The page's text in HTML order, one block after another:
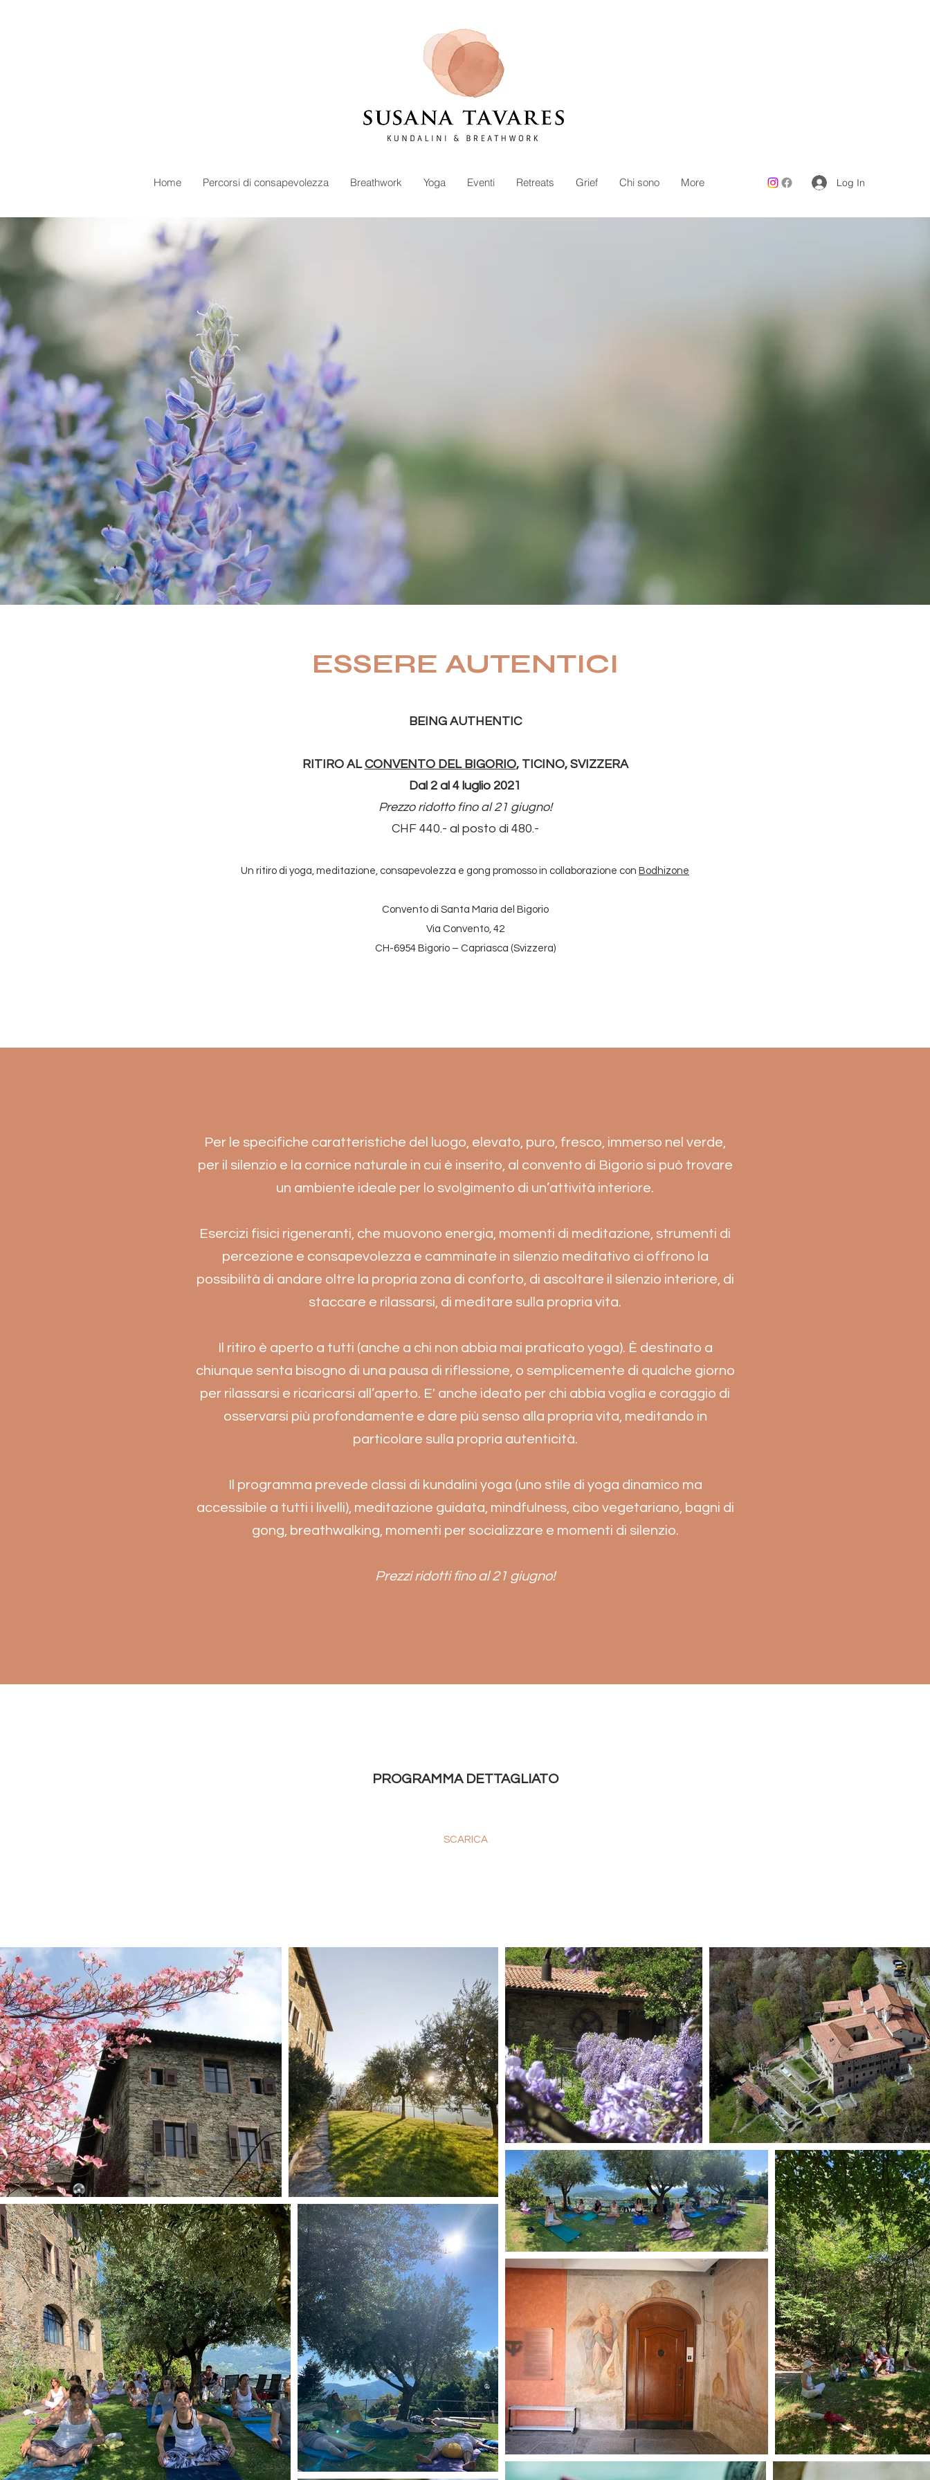
Home Percorsi di consapevolezza Breathwork Yoga Eventi Retreats Grief Chi sono More Log In
ESSERE AUTENTICI
BEING AUTHENTIC
RITIRO ALCONVENTO DEL BIGORIO, TICINO, SVIZZERA
Dal 2 al 4 luglio 2021
Prezzo ridotto fino al 21 giugno!
CHF 440.- al posto di 480.-
Un ritiro di yoga, meditazione, consapevolezza e gong promosso in collaborazione con Bodhizone
Convento di Santa Maria del Bigorio
Via Convento, 42
CH-6954 Bigorio – Capriasca (Svizzera)
Per le specifiche caratteristiche del luogo, elevato, puro, fresco, immerso nel verde,
per il silenzio e la cornice naturale in cui è inserito, al convento di Bigorio si può trovare
un ambiente ideale per lo svolgimento di un’attività interiore.
Esercizi fisici rigeneranti, che muovono energia, momenti di meditazione, strumenti di
percezione e consapevolezza e camminate in silenzio meditativo ci offrono la
possibilità di andare oltre la propria zona di conforto, di ascoltare il silenzio interiore, di
staccare e rilassarsi, di meditare sulla propria vita.
Il ritiro è aperto a tutti (anche a chi non abbia mai praticato yoga). È destinato a
chiunque senta bisogno di una pausa di riflessione, o semplicemente di qualche giorno
per rilassarsi e ricaricarsi all’aperto. E' anche ideato per chi abbia voglia e coraggio di
osservarsi più profondamente e dare più senso alla propria vita, meditando in
particolare sulla propria autenticità.
Il programma prevede classi di kundalini yoga (uno stile di yoga dinamico ma
accessibile a tutti i livelli), meditazione guidata, mindfulness, cibo vegetariano, bagni di
gong, breathwalking, momenti per socializzare e momenti di silenzio.
Prezzi ridotti fino al 21 giugno!
PROGRAMMA DETTAGLIATO
SCARICA